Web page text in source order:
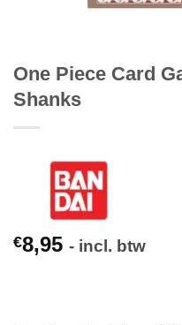
One Piece Card
Shanks
€8,95 - incl. btw